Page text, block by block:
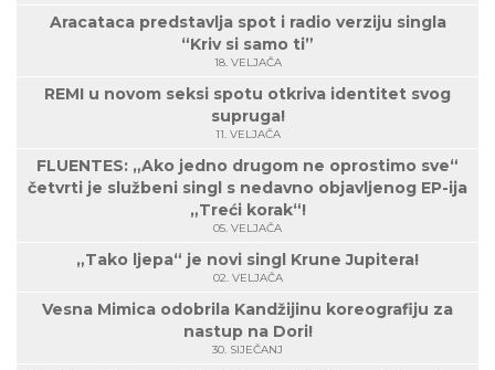
Aracataca predstavlja spot i radio verziju singla
“Kriv si samo ti”
18. VELJAČA
REMI u novom seksi spotu otkriva identitet svog
supruga!
11. VELJAČA
FLUENTES: „Ako jedno drugom ne oprostimo sve“
četvrti je službeni singl s nedavno objavljenog EP-ija
„Treći korak“!
05. VELJAČA
„Tako ljepa“ je novi singl Krune Jupitera!
02. VELJAČA
Vesna Mimica odobrila Kandžijinu koreografiju za
nastup na Dori!
30. SIJEČANJ